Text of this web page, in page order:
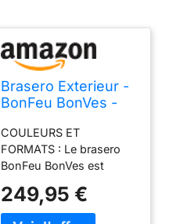
Brasero Exterieur -
BonFeu BonVes -
avec Grill -
Barbecue Plancha -
Brasero pour Jardin
(Rouille, Ø 45 cm)
COULEURS ET
FORMATS : Le brasero
BonFeu BonVes est
couleurs élégantes, NOIR
et ROUILLE, et en deux
249,95 €